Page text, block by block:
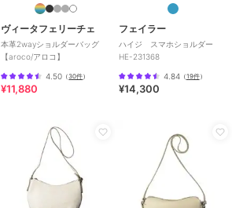
商品のお取り扱い方法
バッグ
本革/無地/ロゴ / カジュアル
旅行・出張対応
無地 /ロゴ
軽量 700ｇ以下
旅行・出張対応
ヴィータフェリーチェ
本革2wayショルダーバッグ
【aroco/アロコ】
4.50 （30件）
¥11,880
フェイラー
ハイジ スマホショルダー
HE-231368
4.84 （19件）
¥14,300